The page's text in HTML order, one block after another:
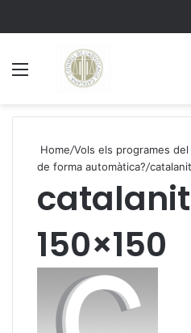
Home/Vols els programes
de forma automàtica?/
150×150